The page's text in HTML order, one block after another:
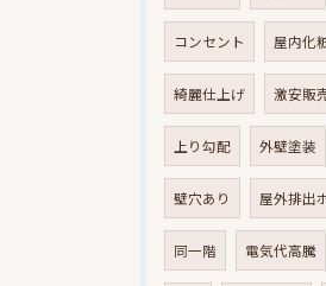
コンセント 屋内化
綺麗仕上げ 激安販
上り勾配 外壁塗装
壁穴あり 屋外排出
同一階 電気代高騰